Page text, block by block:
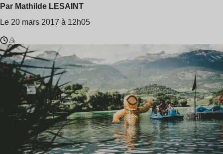
Par Mathilde LESAINT
Le 20 mars 2017 à 12h05
Temps
de
lecture
min
Jabberwocky
,
HVOB
Andreya
Triana